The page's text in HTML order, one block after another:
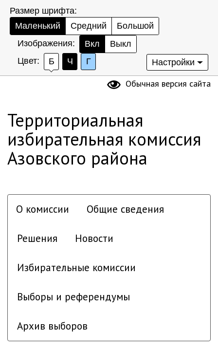
Размер шрифта:
Маленький
Средний
Большой
Изображения:
Вкл
Выкл
Цвет:
Б Ч Г Настройки
Обычная версия сайта
Территориальная
избирательная комиссия
Азовского района
О комиссии Общие сведения
Решения Новости
Избирательные комиссии
Выборы и референдумы
Архив выборов